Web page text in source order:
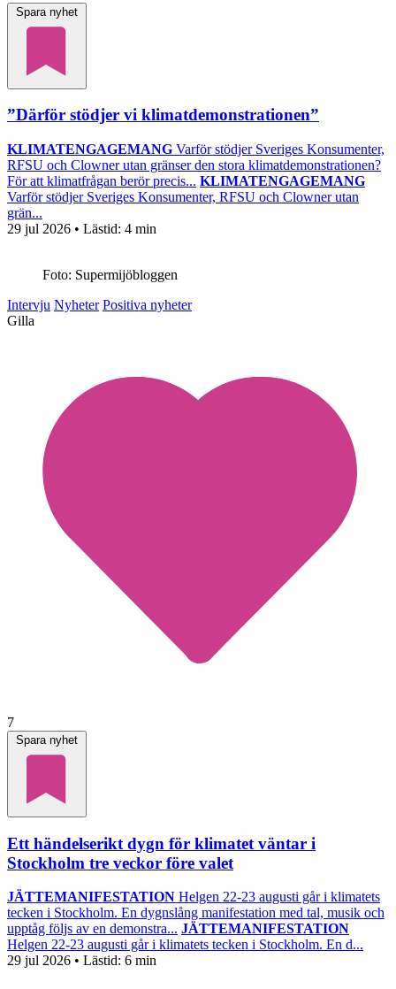
Spara nyhet
”Därför stödjer vi klimatdemonstrationen”
KLIMATENGAGEMANG Varför stödjer Sveriges Konsumenter,
RFSU och Clowner utan gränser den stora klimatdemonstrationen?
För att klimatfrågan berör precis... KLIMATENGAGEMANG
Varför stödjer Sveriges Konsumenter, RFSU och Clowner utan
grän...
29 jul 2026 • Lästid: 4 min
Foto: Supermijöbloggen
Intervju Nyheter Positiva nyheter
Gilla
7
Spara nyhet
Ett händelserikt dygn för klimatet väntar i
Stockholm tre veckor före valet
JÄTTEMANIFESTATION Helgen 22-23 augusti går i klimatets
tecken i Stockholm. En dygnslång manifestation med tal, musik och
upptåg följs av en demonstra... JÄTTEMANIFESTATION
Helgen 22-23 augusti går i klimatets tecken i Stockholm. En d...
29 jul 2026 • Lästid: 6 min